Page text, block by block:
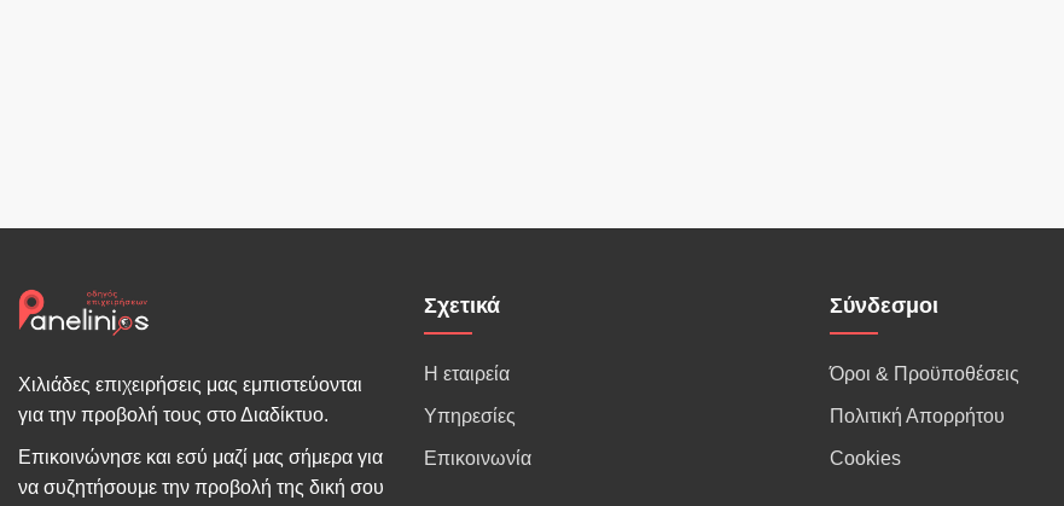
Χιλιάδες επιχειρήσεις μας εμπιστεύονται
για την προβολή τους στο Διαδίκτυο.
Επικοινώνησε και εσύ μαζί μας σήμερα για
να συζητήσουμε την προβολή της δική σου
Σχετικά
Η εταιρεία
Υπηρεσίες
Επικοινωνία
Σύνδεσμοι
Όροι & Προϋποθέσεις
Πολιτική Απορρήτου
Cookies